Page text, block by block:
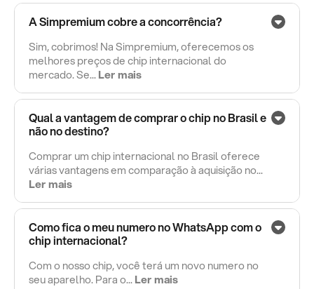
A Simpremium cobre a concorrência?
Sim, cobrimos! Na Simpremium, oferecemos os
melhores preços de chip internacional do
mercado. Se...Ler mais
Qual a vantagem de comprar o chip no Brasil e
não no destino?
Comprar um chip internacional no Brasil oferece
várias vantagens em comparação à aquisição no...
Ler mais
Como fica o meu numero no WhatsApp com o
chip internacional?
Com o nosso chip, você terá um novo numero no
seu aparelho. Para o...Ler mais